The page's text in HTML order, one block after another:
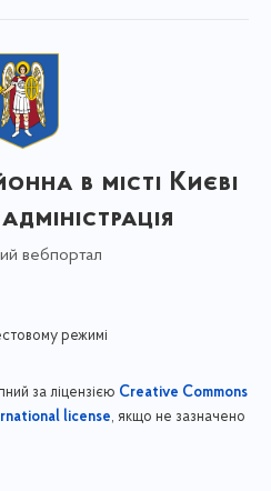
в місті Києві
вебпортал
режимі
за ліцензією Creative Commons
license, якщо не зазначено